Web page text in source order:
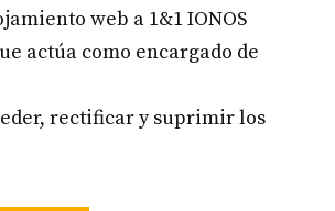
web a 1&1 IONOS
actúa como encargado de
rectificar y suprimir los